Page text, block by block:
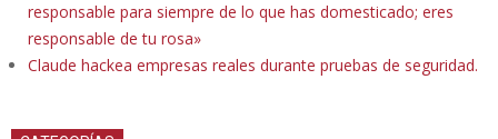
responsable para siempre de lo que has domesticado; eres
responsable de tu rosa»
Claude hackea empresas reales durante pruebas de seguridad.